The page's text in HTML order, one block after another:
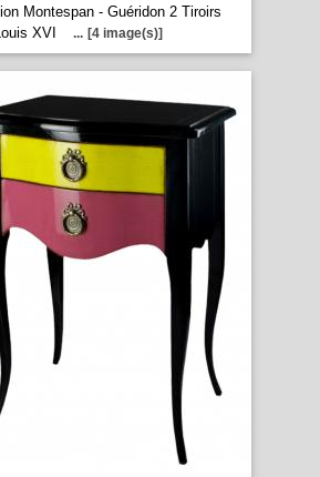
Montespan - Guéridon 2 Tiroirs
XVI
... [4 image(s)]